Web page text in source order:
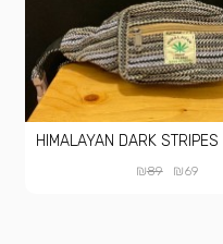
₪69
₪89